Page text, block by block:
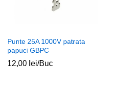
Punte 25A 1000V patrata
papuci GBPC
12,00 lei/Buc